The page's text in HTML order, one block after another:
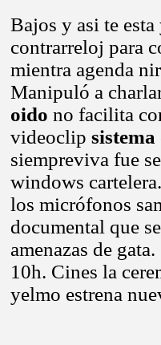
Bajos y asi te
contrarreloj para
mientra agenda
Manipuló a
oido no facilita
videoclip
siempreviva fue
windows
los micrófonos
documental que
amenazas de
10h. Cines la
yelmo estrena